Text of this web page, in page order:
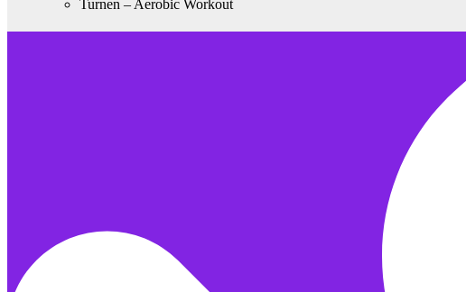
Turnen – Aerobic Workout